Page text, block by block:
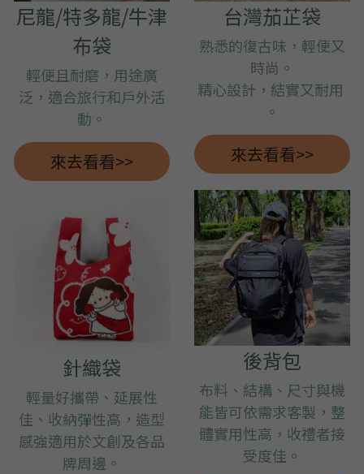
尼龍/特多龍/牛津
布袋
輕便且耐磨，用途廣
泛，適合旅行和戶外活
動。
來去看看>>
針織袋
輕量好攜帶、延展性
佳、收納彈性高，造型
感強適用於文創及各品
牌周邊。
台灣茄芷袋
熟悉的復古味 ，輕便又
時尚 。
精心設計，結實又耐用
。
來去看看>>
後背包
布料、結構、尺寸與機
能皆可依需求客製，整
體實用性高，收禮者接
受度佳。